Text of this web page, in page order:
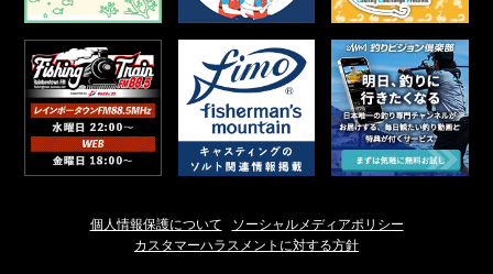
個人情報保護について
ソーシャルメディアポリシー
カスタマーハラスメントに対する方針